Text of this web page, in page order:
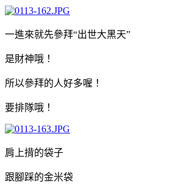
一進來就先參拜“出世大黑天”
是財神哦！
所以參拜的人好多喔！
要排隊哦！
肩上揹的袋子
跟腳踩的金米袋